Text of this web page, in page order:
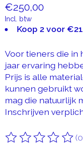
€250,00
Incl. btw
Koop 2 voor
Voor tieners die in
jaar ervaring
Prijs is alle
kunnen gebruikt
mag die natuurlijk
Inschrijven